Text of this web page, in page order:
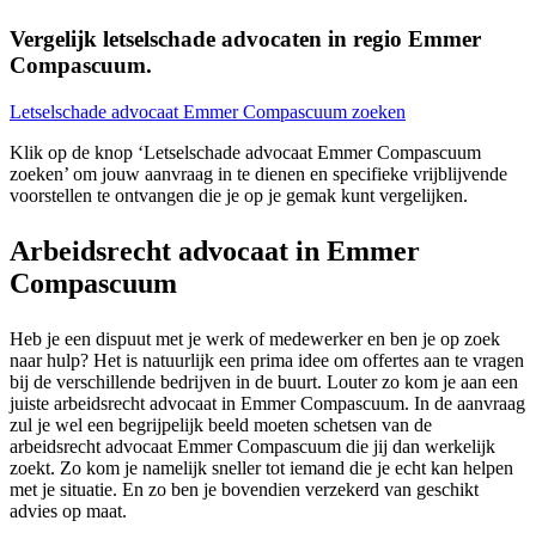
Vergelijk letselschade advocaten in regio Emmer
Compascuum.
Letselschade advocaat Emmer Compascuum zoeken
Klik op de knop ‘Letselschade advocaat Emmer Compascuum
zoeken’ om jouw aanvraag in te dienen en specifieke vrijblijvende
voorstellen te ontvangen die je op je gemak kunt vergelijken.
Arbeidsrecht advocaat in Emmer
Compascuum
Heb je een dispuut met je werk of medewerker en ben je op zoek
naar hulp? Het is natuurlijk een prima idee om offertes aan te vragen
bij de verschillende bedrijven in de buurt. Louter zo kom je aan een
juiste arbeidsrecht advocaat in Emmer Compascuum. In de aanvraag
zul je wel een begrijpelijk beeld moeten schetsen van de
arbeidsrecht advocaat Emmer Compascuum die jij dan werkelijk
zoekt. Zo kom je namelijk sneller tot iemand die je echt kan helpen
met je situatie. En zo ben je bovendien verzekerd van geschikt
advies op maat.